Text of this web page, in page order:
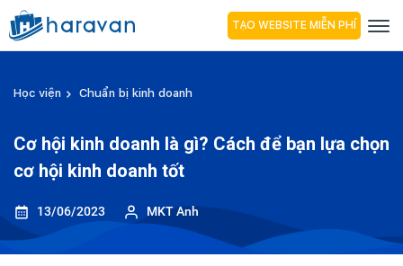
TẠO WEBSITE MIỄN PHÍ
Học viện Chuẩn bị kinh doanh
Cơ hội kinh doanh là gì? Cách để bạn lựa chọn
cơ hội kinh doanh tốt
13/06/2023 MKT Anh